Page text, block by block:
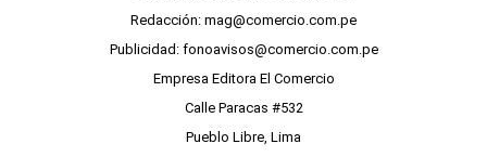
Redacción: mag@comercio.com.pe
Publicidad: fonoavisos@comercio.com.pe
Empresa Editora El Comercio
Calle Paracas #532
Pueblo Libre, Lima